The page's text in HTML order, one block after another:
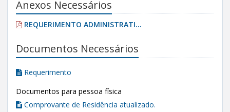
Anexos Necessários
REQUERIMENTO ADMINISTRATI...
Documentos Necessários
Requerimento
Documentos para pessoa física
Comprovante de Residência atualizado.